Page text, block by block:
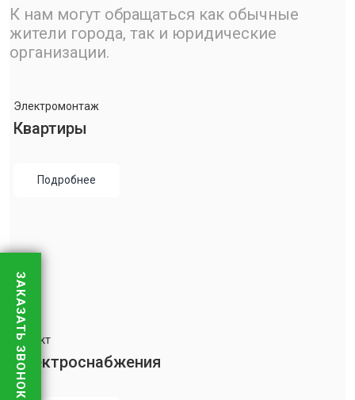
К нам могут обращаться как обычные
жители города, так и юридические
организации.
Электромонтаж
Квартиры
Подробнее
Проект
Электроснабжения
ЗАКАЗАТЬ ЗВОНОК